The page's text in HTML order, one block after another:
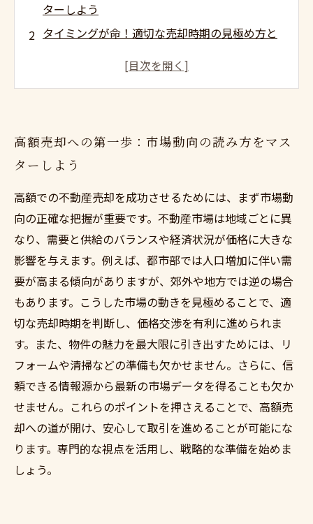
ターしよう
タイミングが命！適切な売却時期の見極め方と
物件の魅力を最大化する準備術：売却価格を上
ためのポイント
まとめ：高額売却成功のための戦略と具体的ア
ドバイス
初心者でも安心！不動産高額売却の基本知識ま
とめ
実例紹介：高額売却に成功した人たちのストー
リー
高額売却への第一歩：市場動向の読み方をマス
ターしよう
高額での不動産売却を成功させるためには、まず市場動
向の正確な把握が重要です。不動産市場は地域ごとに異
なり、需要と供給のバランスや経済状況が価格に大きな
影響を与えます。例えば、都市部では人口増加に伴い需
要が高まる傾向がありますが、郊外や地方では逆の場合
もあります。こうした市場の動きを見極めることで、適
切な売却時期を判断し、価格交渉を有利に進められま
す。また、物件の魅力を最大限に引き出すためには、リ
フォームや清掃などの準備も欠かせません。さらに、信
頼できる情報源から最新の市場データを得ることも欠か
せません。これらのポイントを押さえることで、高額売
却への道が開け、安心して取引を進めることが可能にな
ります。専門的な視点を活用し、戦略的な準備を始めま
しょう。